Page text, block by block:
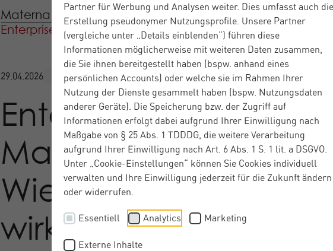
Partner für Werbung und Analysen weiter. Dies umfasst auch die
Erstellung pseudonymer Nutzungsprofile. Unsere Partner
(vergleiche unter „Details einblenden“) führen diese
Informationen möglicherweise mit weiteren Daten zusammen,
die Sie ihnen bereitgestellt haben (bspw. anhand eines
persönlichen Accounts) oder welche sie im Rahmen Ihrer
Nutzung der Dienste gesammelt haben (bspw. Nutzungsdaten
anderer Geräte). Die Speicherung bzw. der Zugriff auf
Informationen erfolgt dabei aufgrund Ihrer Einwilligung nach
Maßgabe von § 25 Abs. 1 TDDDG, die weitere Verarbeitung
aufgrund Ihrer Einwilligung nach Art. 6 Abs. 1 S. 1 lit. a DSGVO.
Unter „Cookie-Einstellungen“ können Sie Cookies individuell
verwalten und Ihre Einwilligung jederzeit für die Zukunft ändern
oder widerrufen.
Essentiell Analytics Marketing
Externe Inhalte
Materna IT-Dienstleister |Insights Blog|
Enterprise
Enterprise Service Manage...
29.04.2026 Blog Enterprise Service Management
Enterprise Service
Management im
Wie digitale
wirklich gelingt